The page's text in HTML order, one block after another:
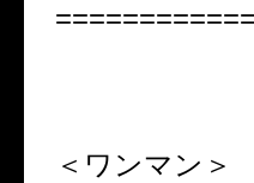
＜ワンマン＞